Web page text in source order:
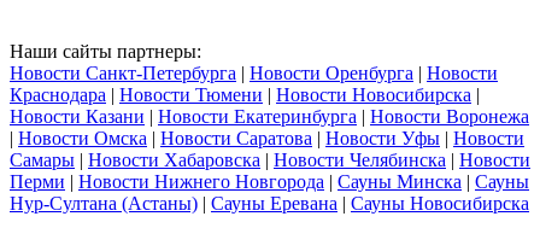
Наши сайты партнеры:
Новости Санкт-Петербурга | Новости Оренбурга | Новости
Краснодара | Новости Тюмени | Новости Новосибирска |
Новости Казани | Новости Екатеринбурга | Новости Воронежа
| Новости Омска | Новости Саратова | Новости Уфы | Новости
Самары | Новости Хабаровска | Новости Челябинска | Новости
Перми | Новости Нижнего Новгорода | Сауны Минска | Сауны
Нур-Султана (Астаны) | Сауны Еревана | Сауны Новосибирска